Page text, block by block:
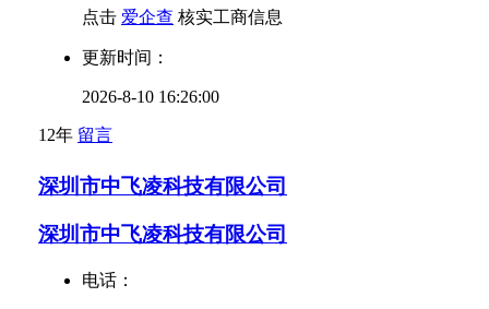
点击 爱企查 核实工商信息
更新时间：
2026-8-10 16:26:00
12年 留言
深圳市中飞凌科技有限公司
深圳市中飞凌科技有限公司
电话：